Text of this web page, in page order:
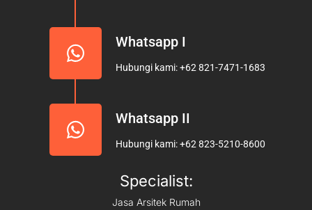
Whatsapp I
Hubungi kami: +62 821-7471-1683
Whatsapp II
Hubungi kami: +62 823-5210-8600
Specialist:
Jasa Arsitek Rumah